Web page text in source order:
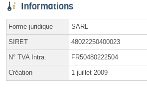
Informations
Forme juridique SARL
SIRET 48022250400023
N° TVA Intra. FR50480222504
Création 1 juillet 2009